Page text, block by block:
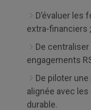
D’évaluer
extra-financiers ;
De
engagements
De piloter
alignée avec
durable.